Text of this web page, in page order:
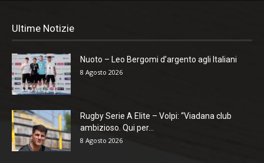
Ultime Notizie
Nuoto – Leo Bergomi d’argento agli Italiani
8 Agosto 2026
Rugby Serie A Elite – Volpi: “Viadana club
ambizioso. Qui per...
8 Agosto 2026